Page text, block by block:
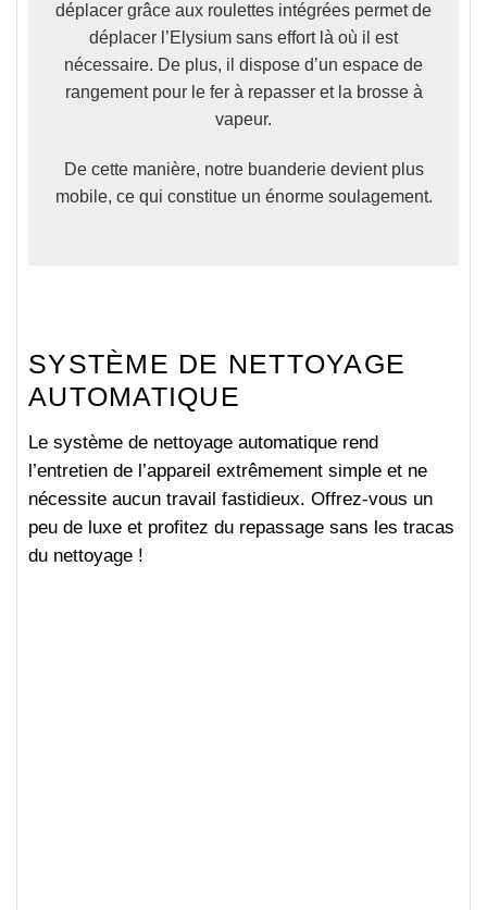
déplacer grâce aux roulettes intégrées permet de
déplacer l’Elysium sans effort là où il est
nécessaire. De plus, il dispose d’un espace de
rangement pour le fer à repasser et la brosse à
vapeur.
De cette manière, notre buanderie devient plus
mobile, ce qui constitue un énorme soulagement.
SYSTÈME DE NETTOYAGE
AUTOMATIQUE
Le système de nettoyage automatique rend
l’entretien de l’appareil extrêmement simple et ne
nécessite aucun travail fastidieux. Offrez-vous un
peu de luxe et profitez du repassage sans les tracas
du nettoyage !